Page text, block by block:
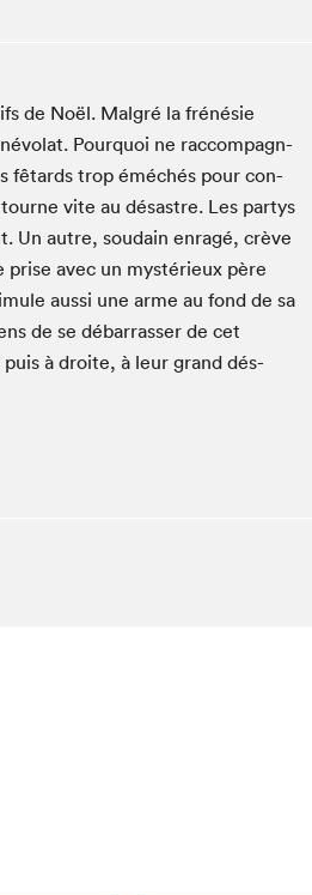
dans ta classe
des libraires
Public
du Festival littéraire international
en cadeau
PRO
de Noël. Mal­gré la frénésie
Pourquoi ne rac­com­pa­g­n­
fêtards trop éméchés pour con­
vite au désas­tre. Les par­tys
Un autre, soudain enragé, crève
prise avec un mys­térieux père
aus­si une arme au fond de sa
de se débar­rass­er de cet
à droite, à leur grand dés­